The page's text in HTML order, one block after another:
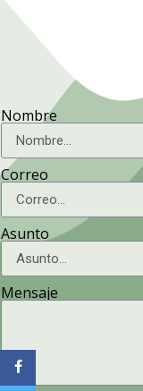
Nombre
Correo
Asunto
Mensaje